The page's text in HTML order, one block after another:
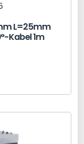
L=25mm
Kabel 1m